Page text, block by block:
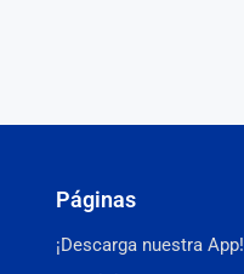
Páginas
¡Descarga nuestra App!